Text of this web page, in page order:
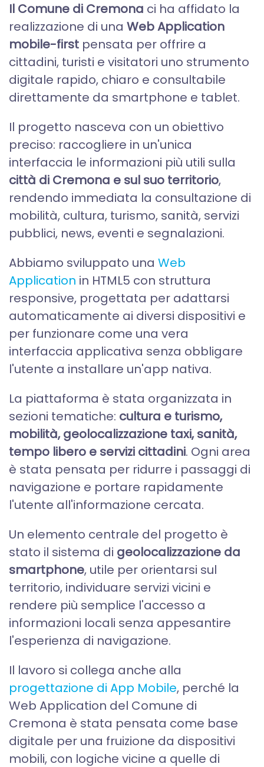
Il Comune di Cremona ci ha affidato la
realizzazione di una Web Application
mobile-first pensata per offrire a
cittadini, turisti e visitatori uno strumento
digitale rapido, chiaro e consultabile
direttamente da smartphone e tablet.
Il progetto nasceva con un obiettivo
preciso: raccogliere in un'unica
interfaccia le informazioni più utili sulla
città di Cremona e sul suo territorio,
rendendo immediata la consultazione di
mobilità, cultura, turismo, sanità, servizi
pubblici, news, eventi e segnalazioni.
Abbiamo sviluppato una Web
Application in HTML5 con struttura
responsive, progettata per adattarsi
automaticamente ai diversi dispositivi e
per funzionare come una vera
interfaccia applicativa senza obbligare
l'utente a installare un'app nativa.
La piattaforma è stata organizzata in
sezioni tematiche: cultura e turismo,
mobilità, geolocalizzazione taxi, sanità,
tempo libero e servizi cittadini. Ogni area
è stata pensata per ridurre i passaggi di
navigazione e portare rapidamente
l'utente all'informazione cercata.
Un elemento centrale del progetto è
stato il sistema di geolocalizzazione da
smartphone, utile per orientarsi sul
territorio, individuare servizi vicini e
rendere più semplice l'accesso a
informazioni locali senza appesantire
l'esperienza di navigazione.
Il lavoro si collega anche alla
progettazione di App Mobile, perché la
Web Application del Comune di
Cremona è stata pensata come base
digitale per una fruizione da dispositivi
mobili, con logiche vicine a quelle di